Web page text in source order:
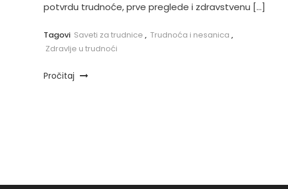
potvrdu trudnoće, prve preglede i zdravstvenu […]
Tagovi Saveti za trudnice , Trudnoća i nesanica ,
Zdravlje u trudnoći
Pročitaj